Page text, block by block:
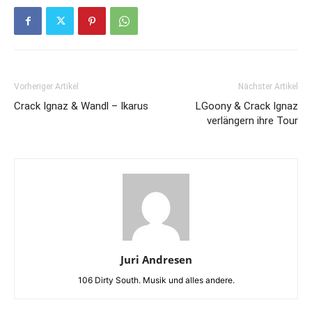
Vorheriger Artikel
Crack Ignaz & Wandl – Ikarus
Nächster Artikel
LGoony & Crack Ignaz
verlängern ihre Tour
Juri Andresen
106 Dirty South. Musik und alles andere.